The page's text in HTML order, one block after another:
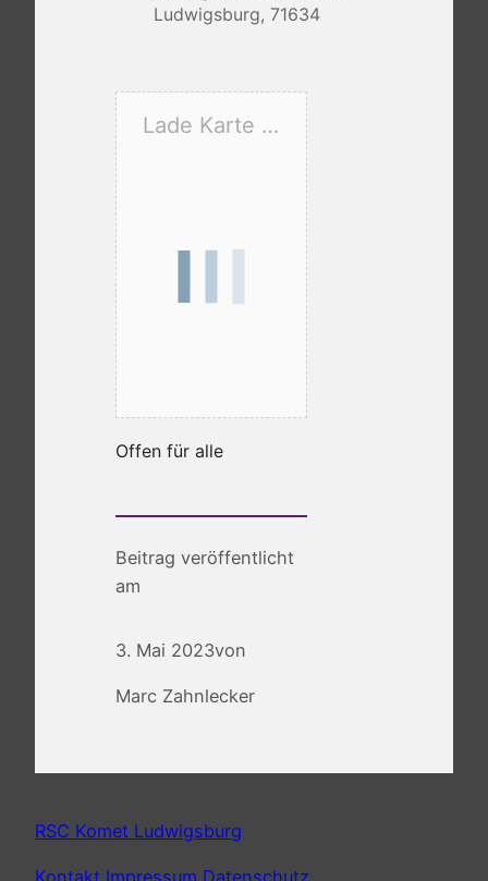
Ludwigsburg, 71634
Lade Karte …
Offen für alle
Beitrag veröffentlicht
am
3. Mai 2023von
Marc Zahnlecker
RSC Komet Ludwigsburg